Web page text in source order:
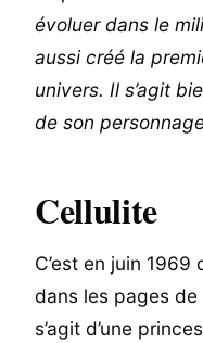
évoluer dans le
aussi créé la
univers. Il s’agit
de son
Cellulite
C’est en juin 1969
dans les pages de
s’agit d’une